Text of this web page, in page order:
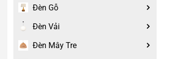
Đèn Gỗ
Đèn Vải
Đèn Mây Tre